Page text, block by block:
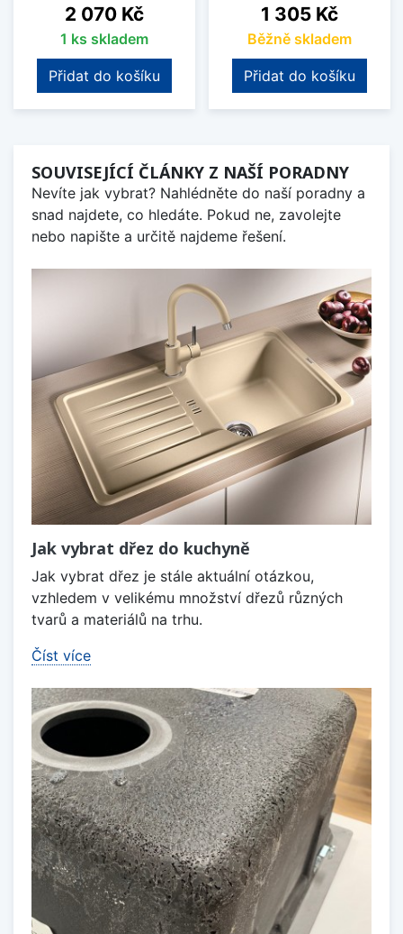
Cena
2 070 Kč
1 ks skladem
Přidat do košíku
Cena
1 305 Kč
Běžně skladem
Přidat do košíku
SOUVISEJÍCÍ ČLÁNKY Z NAŠÍ PORADNY
Nevíte jak vybrat? Nahlédněte do naší poradny a
snad najdete, co hledáte. Pokud ne, zavolejte
nebo napište a určitě najdeme řešení.
Jak vybrat dřez do kuchyně
Jak vybrat dřez je stále aktuální otázkou,
vzhledem v velikému množství dřezů různých
tvarů a materiálů na trhu.
Číst více